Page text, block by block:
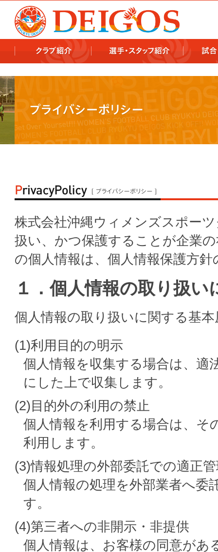
978x478 978x460
株式会社沖縄ウィメンズスポー
扱い、かつ保護することが企業
の個人情報は、個人情報保護方
１．個人情報の取り扱い
個人情報の取り扱いに関する基
(1)利用目的の明示
個人情報を収集する場合は、適
にした上で収集します。
(2)目的外の利用の禁止
個人情報を利用する場合は、そ
利用します。
(3)情報処理の外部委託での適正
個人情報の処理を外部業者へ委
す。
(4)第三者への非開示・非提供
個人情報は、お客様の同意があ